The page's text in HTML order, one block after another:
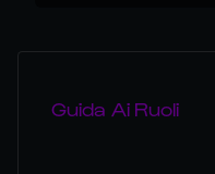
Guida Ai Ruoli